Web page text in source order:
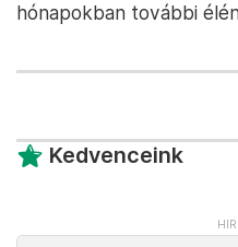
hónapokban további
Kedvenceink